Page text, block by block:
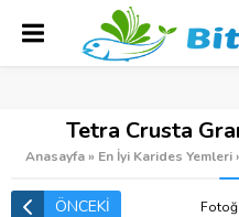
Tetra Crusta
Anasayfa » En İyi Karides Yemleri
ÖNCEKİ